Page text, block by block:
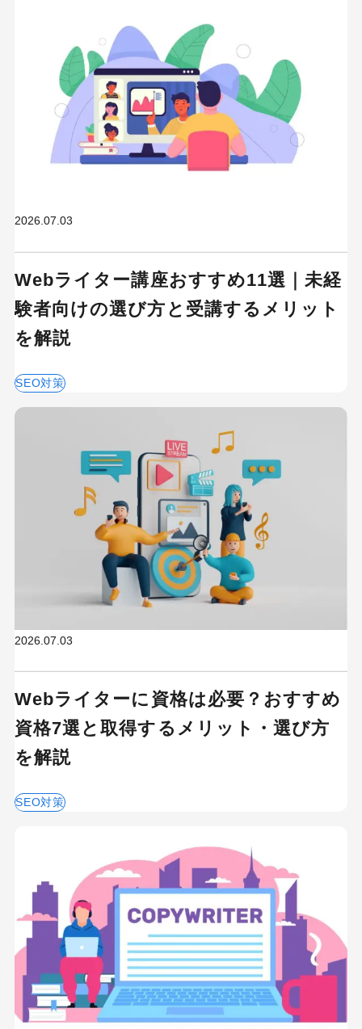
2026.07.03
Webライター講座おすすめ11選｜未経
験者向けの選び方と受講するメリット
を解説
SEO対策
2026.07.03
Webライターに資格は必要？おすすめ
資格7選と取得するメリット・選び方
を解説
SEO対策